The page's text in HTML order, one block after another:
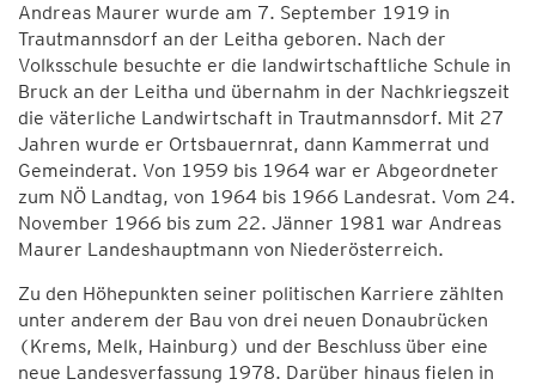
Andreas Maurer wurde am 7. September 1919 in
Trautmannsdorf an der Leitha geboren. Nach der
Volksschule besuchte er die landwirtschaftliche Schule in
Bruck an der Leitha und übernahm in der Nachkriegszeit
die väterliche Landwirtschaft in Trautmannsdorf. Mit 27
Jahren wurde er Ortsbauernrat, dann Kammerrat und
Gemeinderat. Von 1959 bis 1964 war er Abgeordneter
zum NÖ Landtag, von 1964 bis 1966 Landesrat. Vom 24.
November 1966 bis zum 22. Jänner 1981 war Andreas
Maurer Landeshauptmann von Niederösterreich.
Zu den Höhepunkten seiner politischen Karriere zählten
unter anderem der Bau von drei neuen Donaubrücken
(Krems, Melk, Hainburg) und der Beschluss über eine
neue Landesverfassung 1978. Darüber hinaus fielen in